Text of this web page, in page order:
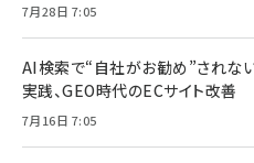
7月28日 7:05
AI検索で“自社がお勧め”されな
実践、GEO時代のECサイト改善
7月16日 7:05